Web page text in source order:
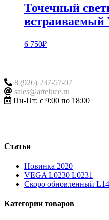
Точечный
встраиваемый
6 750₽
8 (926) 237-57-07
sales@arteluce.ru
Пн-Пт: с 9:00 по 18:00
Статьи
Новинка 2020
VEGA L0230 L0231
Скоро обновленный
Категории товаров